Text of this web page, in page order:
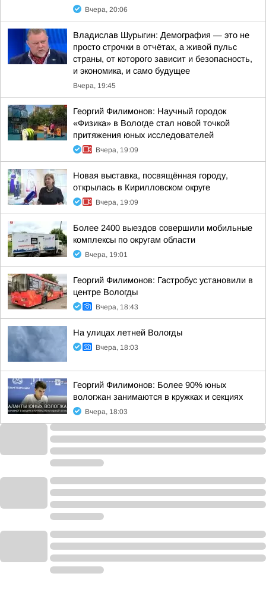
Вчера, 20:06
Владислав Шурыгин: Демография — это не
просто строчки в отчётах, а живой пульс
страны, от которого зависит и безопасность,
и экономика, и само будущее
Вчера, 19:45
Георгий Филимонов: Научный городок
«Физика» в Вологде стал новой точкой
притяжения юных исследователей
Вчера, 19:09
Новая выставка, посвящённая городу,
открылась в Кирилловском округе
Вчера, 19:09
Более 2400 выездов совершили мобильные
комплексы по округам области
Вчера, 19:01
Георгий Филимонов: Гастробус установили в
центре Вологды
Вчера, 18:43
На улицах летней Вологды
Вчера, 18:03
Георгий Филимонов: Более 90% юных
вологжан занимаются в кружках и секциях
Вчера, 18:03